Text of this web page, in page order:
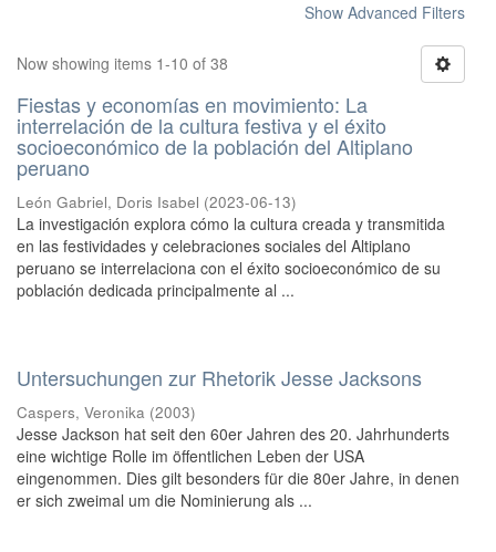
Show Advanced Filters
Now showing items 1-10 of 38
Fiestas y economías en movimiento: La
interrelación de la cultura festiva y el éxito
socioeconómico de la población del Altiplano
peruano
León Gabriel, Doris Isabel (2023-06-13)
La investigación explora cómo la cultura creada y transmitida
en las festividades y celebraciones sociales del Altiplano
peruano se interrelaciona con el éxito socioeconómico de su
población dedicada principalmente al ...
Untersuchungen zur Rhetorik Jesse Jacksons
Caspers, Veronika (2003)
Jesse Jackson hat seit den 60er Jahren des 20. Jahrhunderts
eine wichtige Rolle im öffentlichen Leben der USA
eingenommen. Dies gilt besonders für die 80er Jahre, in denen
er sich zweimal um die Nominierung als ...